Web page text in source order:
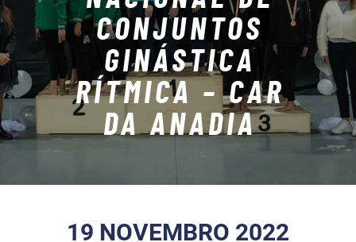
CONJUNTOS
GINÁSTICA
RÍTMICA – CAR
DA ANADIA
19 NOVEMBRO 2022